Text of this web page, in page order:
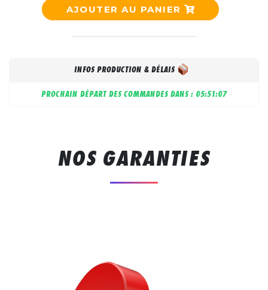
AJOUTER AU PANIER
INFOS PRODUCTION & DÉLAIS
PROCHAIN DÉPART DES COMMANDES DANS : 05:51:06
NOS GARANTIES